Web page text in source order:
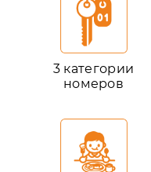
3 категории
номеров